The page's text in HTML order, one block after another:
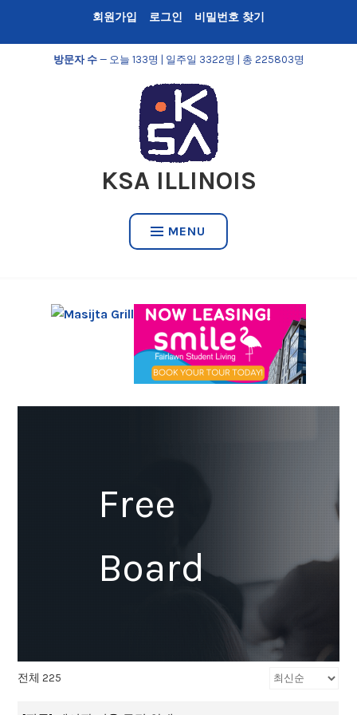
content
회원가입 로그인 비밀번호 찾기
방문자 수— 오늘 133명 | 일주일 3322명 | 총 225803명
KSA ILLINOIS
MENU
Free
Board
전체 225